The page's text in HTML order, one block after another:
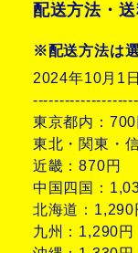
配送方法・
※配送方法は
2024年10月1
東京都内：700
東北・関東・
近畿：870円
中国四国：
北海道：1,290
九州：1,290円